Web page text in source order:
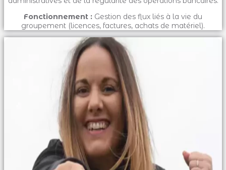
Fonctionnement : Gestion des flux liés à la vie du
groupement (licences, factures, achats de matériel).